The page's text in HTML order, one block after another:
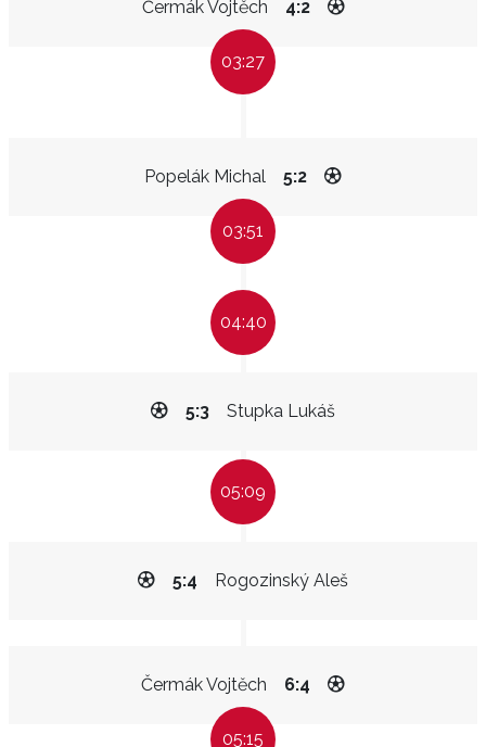
Čermák Vojtěch 4:2
03:27
Popelák Michal 5:2
03:51
04:40
Stupka Lukáš
5:3
05:09
Rogozinský Aleš
5:4
Čermák Vojtěch 6:4
05:15